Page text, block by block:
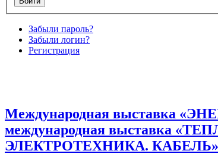
Забыли пароль?
Забыли логин?
Регистрация
Международная выставка
международная выставка
ЭЛЕКТРОТЕХНИКА. КАБЕЛЬ»